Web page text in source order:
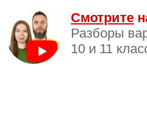
Смотрите
Разборы
10 и 11